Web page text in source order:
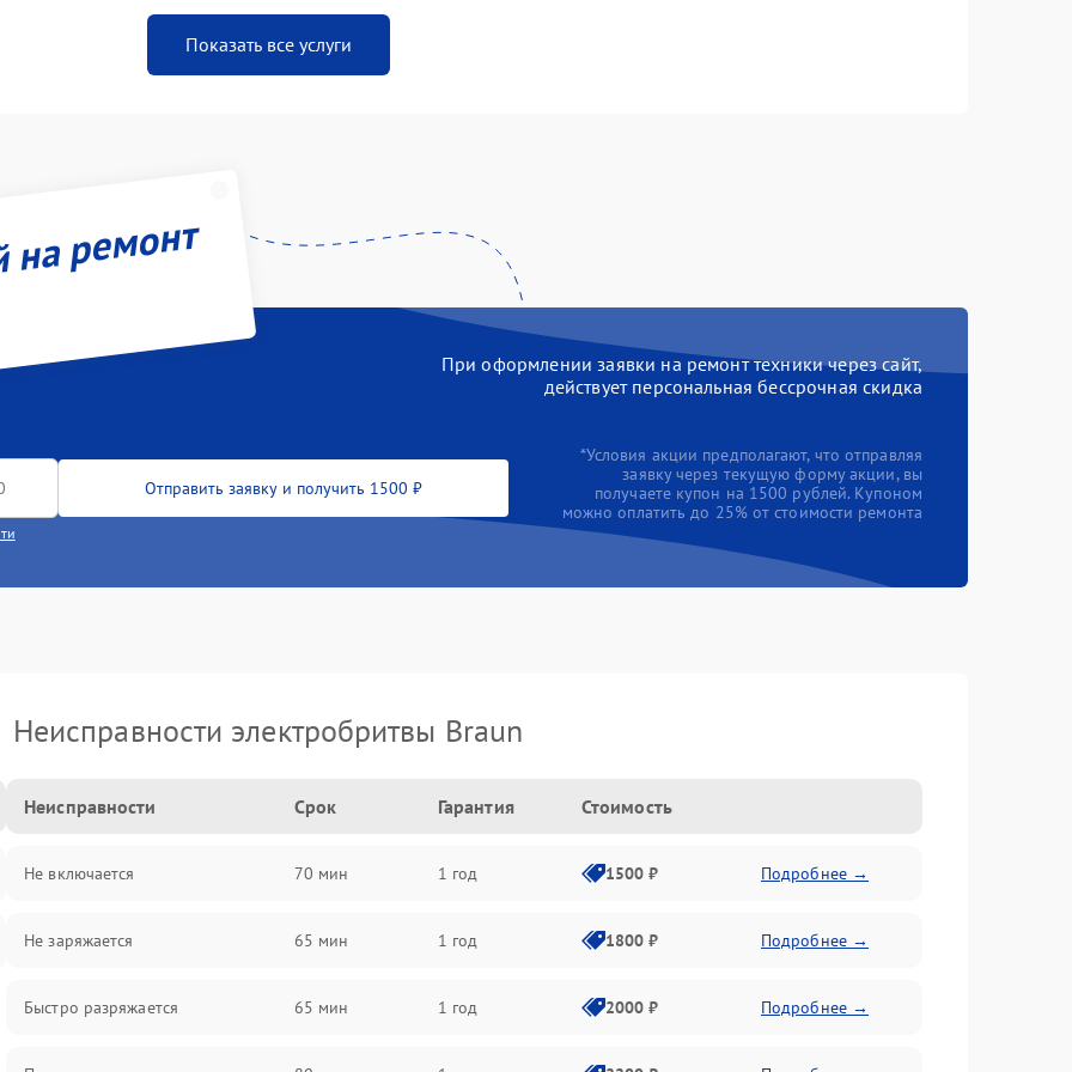
Показать все услуги
ремонт
При оформлении заявки на ремонт техники через сайт,
действует персональная бессрочная скидка
Отправить заявку и получить 1500 ₽
*Условия акции предполагают, что отправляя
заявку через текущую форму акции, вы
получаете купон на 1500 рублей. Купоном
можно оплатить до 25% от стоимости ремонта
Неисправности электробритвы Braun
Неисправности Срок Гарантия Стоимость
Не включается 70 мин 1 год 1500 ₽ Подробнее →
Не заряжается 65 мин 1 год 1800 ₽ Подробнее →
Быстро разряжается 65 мин 1 год 2000 ₽ Подробнее →